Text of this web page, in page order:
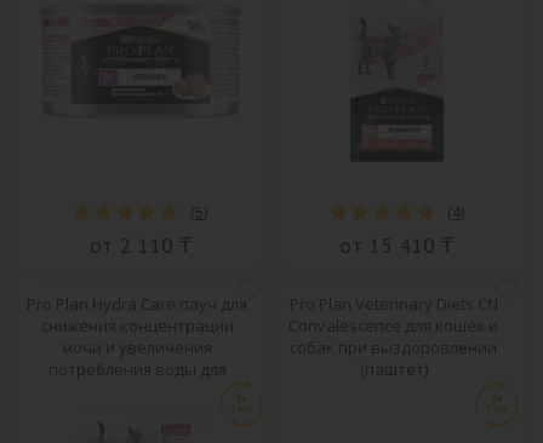
(5)
от 2 110 ₸
(4)
от 15 410 ₸
Pro Plan Hydra Care пауч для
снижения концентрации
мочи и увеличения
потребления воды для
Pro Plan Veterinary Diets CN
Convalescence для кошек и
собак при выздоровлении
(паштет)